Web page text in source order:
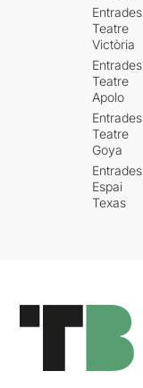
Entrades
Teatre
Victòria
Entrades
Teatre
Apolo
Entrades
Teatre
Goya
Entrades
Espai
Texas